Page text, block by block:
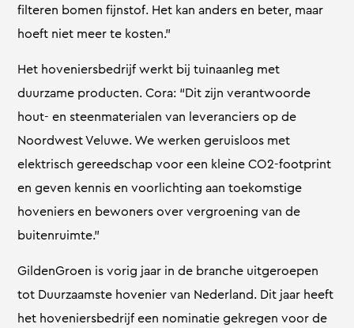
filteren bomen fijnstof. Het kan anders en beter, maar
hoeft niet meer te kosten.”
Het hoveniersbedrijf werkt bij tuinaanleg met
duurzame producten. Cora: “Dit zijn verantwoorde
hout- en steenmaterialen van leveranciers op de
Noordwest Veluwe. We werken geruisloos met
elektrisch gereedschap voor een kleine CO2-footprint
en geven kennis en voorlichting aan toekomstige
hoveniers en bewoners over vergroening van de
buitenruimte.”
GildenGroen is vorig jaar in de branche uitgeroepen
tot Duurzaamste hovenier van Nederland. Dit jaar heeft
het hoveniersbedrijf een nominatie gekregen voor de